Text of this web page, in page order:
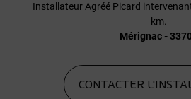
Installateur Agréé Picard
km.
Mérignac -
CONTACTER